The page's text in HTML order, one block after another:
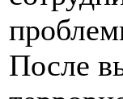
После